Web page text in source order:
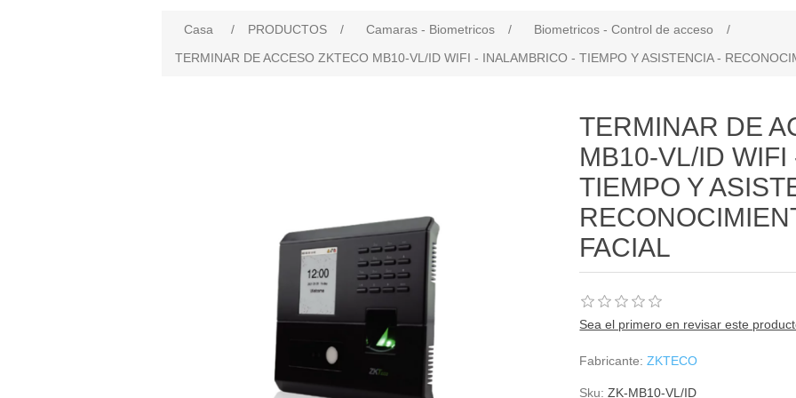
Casa / PRODUCTOS / Camaras - Biometricos / Biometricos - Control de acceso
/
TERMINAR DE ACCESO ZKTECO MB10-VL/ID WIFI - INALAMBRICO - TIEMPO Y ASISTENCIA -
TERMINAR DE
MB10-VL/ID
TIEMPO Y
FACIAL
Sea el primero en revisar este
Fabricante: ZKTECO
Sku: ZK-MB10-VL/ID